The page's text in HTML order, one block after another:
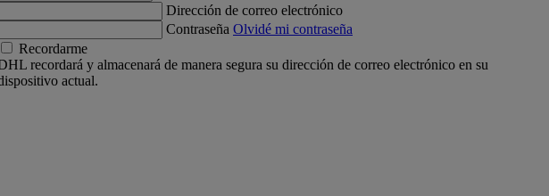
Dirección de correo electrónico
Contraseña Olvidé mi contraseña
Recordarme
recordará y almacenará de manera segura su dirección de correo electrónico en su
actual.